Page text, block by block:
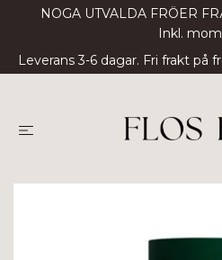
NOGA UTVALDA FRÖER
Inkl.
Leverans 3-6 dagar. Fri frakt på